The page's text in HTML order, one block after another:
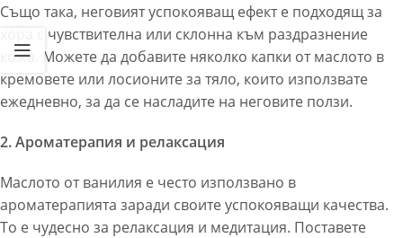
Също така, неговият успокояващ ефект е подходящ за
хора с чувствителна или склонна към раздразнение
кожа. Можете да добавите няколко капки от маслото в
кремовете или лосионите за тяло, които използвате
ежедневно, за да се насладите на неговите ползи.
2. Ароматерапия и релаксация
Маслото от ванилия е често използвано в
ароматерапията заради своите успокояващи качества.
То е чудесно за релаксация и медитация. Поставете